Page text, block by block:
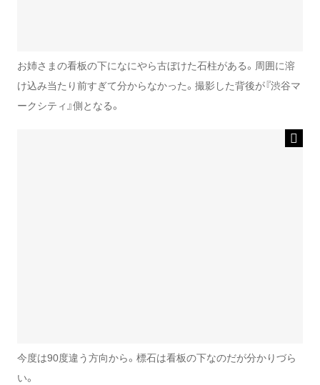
お姉さまの看板の下になにやら古ぼけた石柱がある。周囲に溶
け込み当たり前すぎて分からなかった。撮影した背後が『渋谷マ
ークシティ』側となる。
今度は90度違う方向から。標石は看板の下なのだが分かりづら
い。